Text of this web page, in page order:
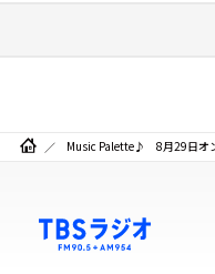
Music Palette♪ 8月29日オ